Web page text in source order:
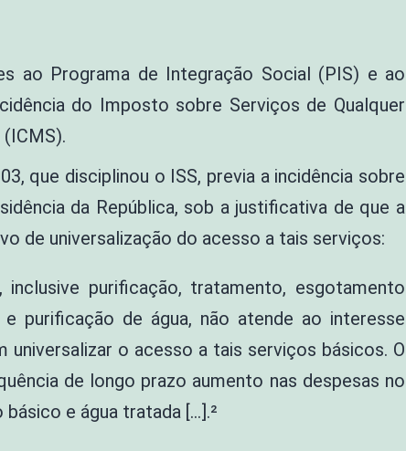
ao Programa de Integração Social (PIS) e ao
do Imposto sobre Serviços de Qualquer
que disciplinou o ISS, previa a incidência sobre
da República, sob a justificativa de que a
de universalização do acesso a tais serviços:
purificação, tratamento, esgotamento
purificação de água, não atende ao interesse
o acesso a tais serviços básicos. O
de longo prazo aumento nas despesas no
e água tratada […].²